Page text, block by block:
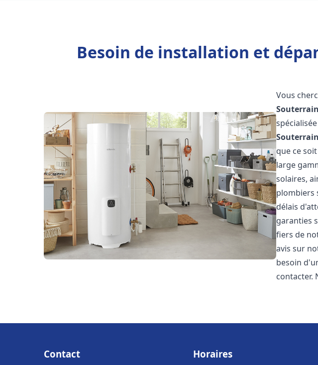
Besoin de installation et
Vous
que ce
large
solaires,
plombiers
délais
garanties
fiers de
avis sur
besoin
contacter.
Contact Horaires